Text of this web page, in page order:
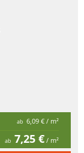
ab 6,09 € / m²
ab 7,25 € / m²